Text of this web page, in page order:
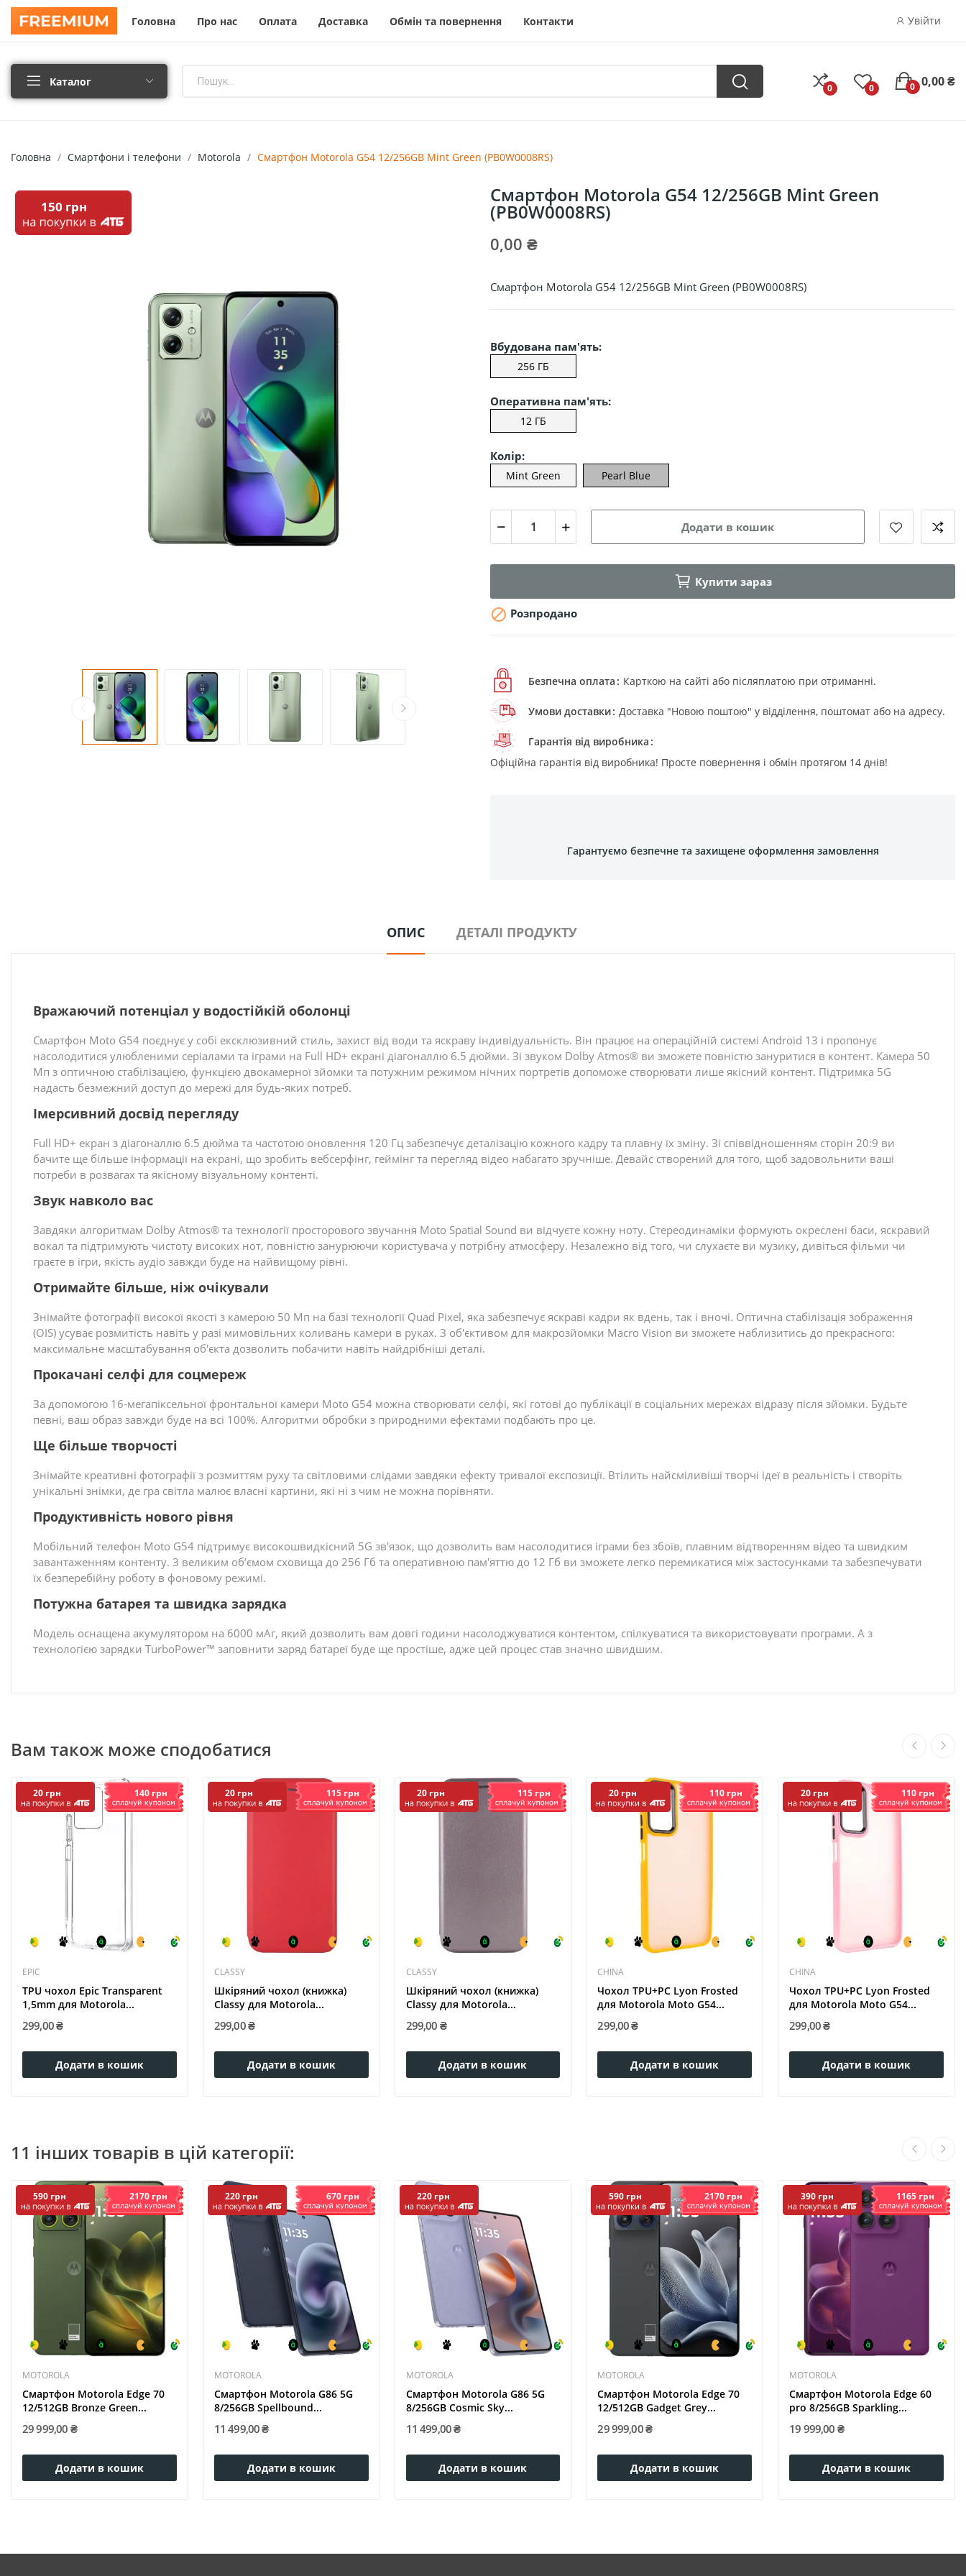
Головна Про нас Оплата Доставка Обмін та повернення Контакти Увійти
Каталог 0 0 0,00 ₴
0
Головна Смартфони і телефони Motorola Смартфон Motorola G54 12/256GB Mint Green (PB0W0008RS)
150 грн Смартфон Motorola G54 12/256GB Mint Green
(PB0W0008RS)
0,00 ₴
Смартфон Motorola G54 12/256GB Mint Green (PB0W0008RS)
Вбудована пам'ять:
256 ГБ
Оперативна пам'ять:
12 ГБ
Колір:
Mint Green Pearl Blue
Додати в кошик
Купити зараз
 Розпродано
Безпечна оплата Карткою на сайті або післяплатою при отриманні.
Умови доставки Доставка "Новою поштою" у відділення, поштомат або на адресу.
Гарантія від виробника
Офіційна гарантія від виробника! Просте повернення і обмін протягом 14 днів!
Гарантуємо безпечне та захищене оформлення замовлення
ОПИС ДЕТАЛІ ПРОДУКТУ
Вражаючий потенціал у водостійкій оболонці
Смартфон Moto G54 поєднує у собі ексклюзивний стиль, захист від води та яскраву індивідуальність. Він працює на операційній системі Android 13 і пропонує
насолодитися улюбленими серіалами та іграми на Full HD+ екрані діагоналлю 6.5 дюйми. Зі звуком Dolby Atmos® ви зможете повністю зануритися в контент. Камера 50
Мп з оптичною стабілізацією, функцією двокамерної зйомки та потужним режимом нічних портретів допоможе створювати лише якісний контент. Підтримка 5G
надасть безмежний доступ до мережі для будь-яких потреб.
Імерсивний досвід перегляду
Full HD+ екран з діагоналлю 6.5 дюйма та частотою оновлення 120 Гц забезпечує деталізацію кожного кадру та плавну їх зміну. Зі співвідношенням сторін 20:9 ви
бачите ще більше інформації на екрані, що зробить вебсерфінг, геймінг та перегляд відео набагато зручніше. Девайс створений для того, щоб задовольнити ваші
потреби в розвагах та якісному візуальному контенті.
Звук навколо вас
Завдяки алгоритмам Dolby Atmos® та технології просторового звучання Moto Spatial Sound ви відчуєте кожну ноту. Стереодинаміки формують окреслені баси, яскравий
вокал та підтримують чистоту високих нот, повністю занурюючи користувача у потрібну атмосферу. Незалежно від того, чи слухаєте ви музику, дивіться фільми чи
граєте в ігри, якість аудіо завжди буде на найвищому рівні.
Отримайте більше, ніж очікували
Знімайте фотографії високої якості з камерою 50 Мп на базі технології Quad Pixel, яка забезпечує яскраві кадри як вдень, так і вночі. Оптична стабілізація зображення
(OIS) усуває розмитість навіть у разі мимовільних коливань камери в руках. З об'єктивом для макрозйомки Macro Vision ви зможете наблизитись до прекрасного:
максимальне масштабування об'єкта дозволить побачити навіть найдрібніші деталі.
Прокачані селфі для соцмереж
За допомогою 16-мегапіксельної фронтальної камери Moto G54 можна створювати селфі, які готові до публікації в соціальних мережах відразу після зйомки. Будьте
певні, ваш образ завжди буде на всі 100%. Алгоритми обробки з природними ефектами подбають про це.
Ще більше творчості
Знімайте креативні фотографії з розмиттям руху та світловими слідами завдяки ефекту тривалої експозиції. Втілить найсміливіші творчі ідеї в реальність і створіть
унікальні знімки, де гра світла малює власні картини, які ні з чим не можна порівняти.
Продуктивність нового рівня
Мобільний телефон Moto G54 підтримує високошвидкісний 5G зв'язок, що дозволить вам насолодитися іграми без збоїв, плавним відтворенням відео та швидким
завантаженням контенту. З великим об’ємом сховища до 256 Гб та оперативною пам'яттю до 12 Гб ви зможете легко перемикатися між застосунками та забезпечувати
їх безперебійну роботу в фоновому режимі.
Потужна батарея та швидка зарядка
Модель оснащена акумулятором на 6000 мАг, який дозволить вам довгі години насолоджуватися контентом, спілкуватися та використовувати програми. А з
технологією зарядки TurboPower™ заповнити заряд батареї буде ще простіше, адже цей процес став значно швидшим.
Вам також може сподобатися
20 грн 140 грн
EPIC
TPU чохол Epic Transparent
1,5mm для Motorola...
299,00 ₴
Додати в кошик
20 грн 115 грн
CLASSY
Шкіряний чохол (книжка)
Classy для Motorola...
299,00 ₴
Додати в кошик
20 грн 115 грн
CLASSY
Шкіряний чохол (книжка)
Classy для Motorola...
299,00 ₴
Додати в кошик
20 грн 110 грн
CHINA
Чохол TPU+PC Lyon Frosted
для Motorola Moto G54...
299,00 ₴
Додати в кошик
20 грн 110 грн
CHINA
Чохол TPU+PC Lyon Frosted
для Motorola Moto G54...
299,00 ₴
Додати в кошик
11 інших товарів в цій категорії:
590 грн 2170 грн
MOTOROLA
Смартфон Motorola Edge 70
12/512GB Bronze Green...
29 999,00 ₴
Додати в кошик
220 грн 670 грн
MOTOROLA
Смартфон Motorola G86 5G
8/256GB Spellbound...
11 499,00 ₴
Додати в кошик
220 грн
MOTOROLA
Смартфон Motorola G86 5G
8/256GB Cosmic Sky...
11 499,00 ₴
Додати в кошик
590 грн 2170 грн
MOTOROLA
Смартфон Motorola Edge 70
12/512GB Gadget Grey...
29 999,00 ₴
Додати в кошик
390 грн 1165 грн
MOTOROLA
Смартфон Motorola Edge 60
pro 8/256GB Sparkling...
19 999,00 ₴
Додати в кошик